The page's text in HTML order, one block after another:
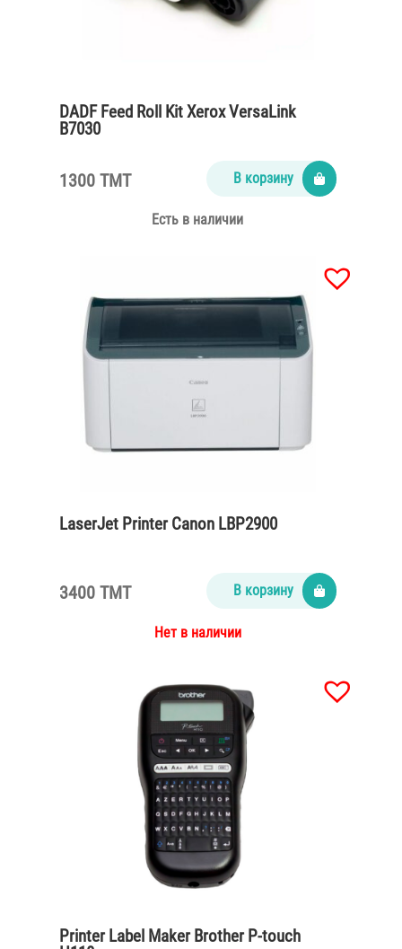
DADF Feed Roll Kit Xerox VersaLink
B7030
1300 TMT В корзину
Есть в наличии
LaserJet Printer Canon LBP2900
3400 TMT В корзину
Нет в наличии
Printer Label Maker Brother P-touch